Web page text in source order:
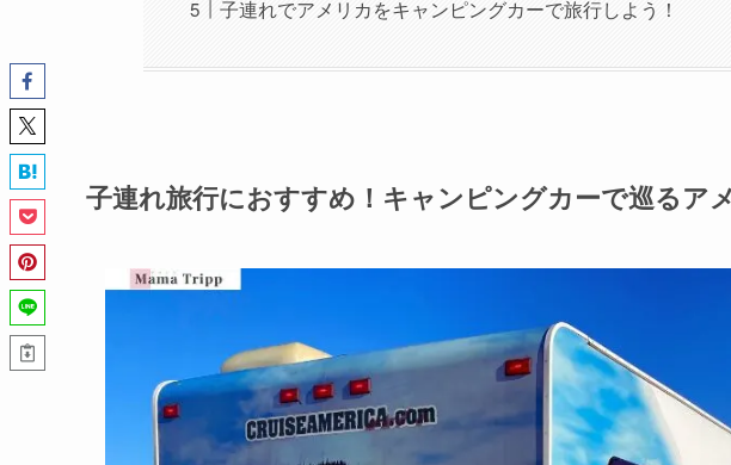
子連れでアメリカをキャンピングカーで旅行しよう！
子連れ旅行におすすめ！キャンピングカーで巡るア